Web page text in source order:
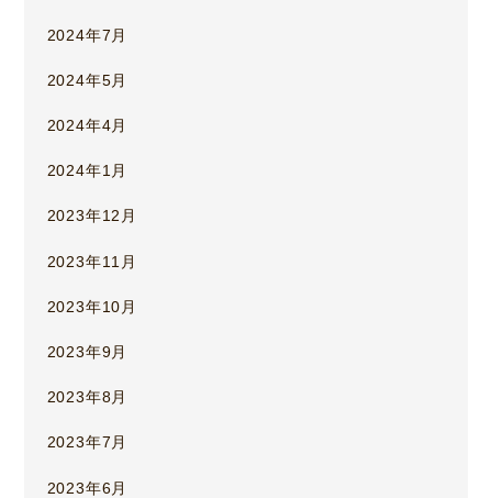
2024年7月
2024年5月
2024年4月
2024年1月
2023年12月
2023年11月
2023年10月
2023年9月
2023年8月
2023年7月
2023年6月